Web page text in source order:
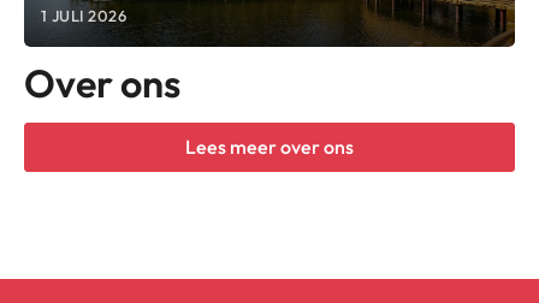
1 JULI 2026
Over ons
Lees meer over ons